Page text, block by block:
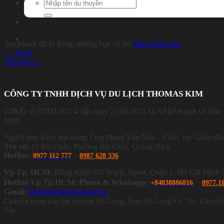
Search
for:
Trackback đã bị đóng, nhưng bạn có thể đăng bình luận
← Trước
Tiếp theo →
CÔNG TY TNHH DỊCH VỤ DU LỊCH THOMAS KIM
GPKD số 5702138174 cấp ngày 21/06/2023 tại Sở kế hoạch và Đầu
Ninh
Người phụ trách nội dung: Ông Phạm Văn Nên – Chức vụ: Giám đốc
Trụ sở:
25 Bãi Cháy, Phường Bãi Cháy, Quảng Ninh
Hotline: 0977 112 777 0987 628 336
Vp Tp. HCM: Đồng Khởi/151 Ward, Street, Quận 1, Hồ Chí Minh
Hotline Vp Tp.HCM: Phone & Whatsapp: +84838886816
Gmail: kimtravel.hl@gmail.com
Chuyên cung cấp Du thuyền Hạ Long, Tour Hạ Long Uy Tín,
Tốt